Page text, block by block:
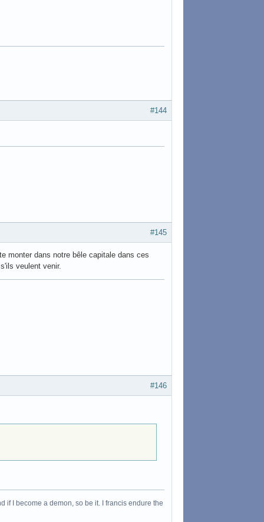
#144
#145
monter dans notre bêle capitale dans ces
veulent venir.
#146
if I become a demon, so be it. I francis endure the